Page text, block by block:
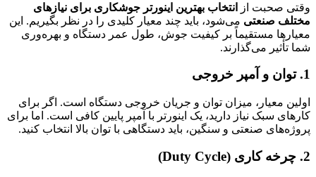
وقتی صحبت از
انتخاب بهترین اینورتر جوشکاری برای نیازهای
مختلف صنعتی می‌شود، باید چند معیار کلیدی را در نظر بگیریم. این
معیارها مستقیماً بر کیفیت جوش، طول عمر دستگاه و بهره‌وری
شما تأثیر می‌گذارند.
1. توان و آمپر خروجی
اولین معیار، میزان توان و جریان خروجی دستگاه است. اگر برای
کارهای سبک نیاز دارید، یک اینورتر با آمپر پایین کافی است. اما برای
پروژه‌های صنعتی و سنگین، باید دستگاهی با توان بالا انتخاب کنید.
2. چرخه کاری (Duty Cycle)